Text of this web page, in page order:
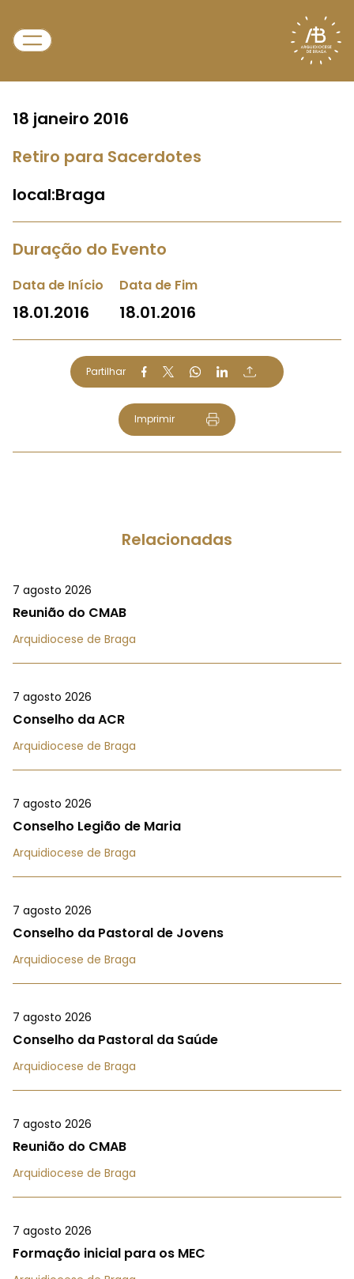
18 janeiro 2016
Retiro para Sacerdotes
local:Braga
Duração do Evento
Data de Início
18.01.2016
Data de Fim
18.01.2016
Partilhar
Imprimir
Relacionadas
7 agosto 2026
Reunião do CMAB
Arquidiocese de Braga
7 agosto 2026
Conselho da ACR
Arquidiocese de Braga
7 agosto 2026
Conselho Legião de Maria
Arquidiocese de Braga
7 agosto 2026
Conselho da Pastoral de Jovens
Arquidiocese de Braga
7 agosto 2026
Conselho da Pastoral da Saúde
Arquidiocese de Braga
7 agosto 2026
Reunião do CMAB
Arquidiocese de Braga
7 agosto 2026
Formação inicial para os MEC